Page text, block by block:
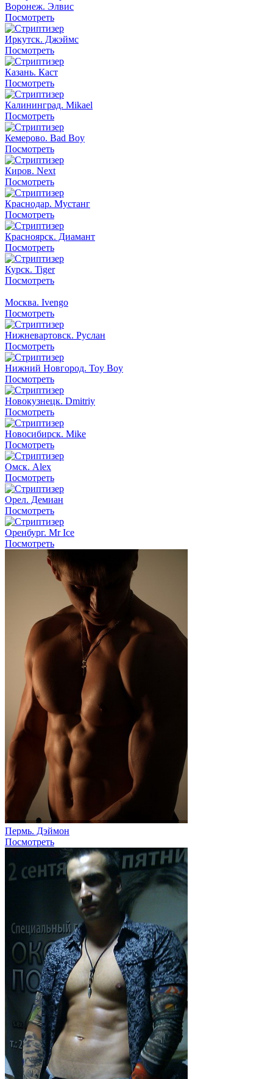
Воронеж. Элвис
Посмотреть
Иркутск. Джэймс
Посмотреть
Казань. Каст
Посмотреть
Калининград. Mikael
Посмотреть
Кемерово. Bad Boy
Посмотреть
Киров. Next
Посмотреть
Краснодар. Мустанг
Посмотреть
Красноярск. Диамант
Посмотреть
Курск. Tiger
Посмотреть
Москва. Ivengo
Посмотреть
Нижневартовск. Руслан
Посмотреть
Нижний Новгород. Toy Boy
Посмотреть
Новокузнецк. Dmitriy
Посмотреть
Новосибирск. Mike
Посмотреть
Омск. Alex
Посмотреть
Орел. Демиан
Посмотреть
Оренбург. Mr Ice
Посмотреть
Пермь. Дэймон
Посмотреть